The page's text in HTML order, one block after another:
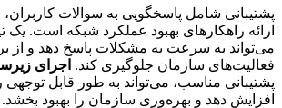
پشتیبانی شامل پاسخگویی به سوالات
ارائه راهکارهای بهبود عملکرد شبکه است. یک
می‌تواند به سرعت به مشکلات پاسخ دهد و از
فعالیت‌های سازمان جلوگیری کند. اجرای
پشتیبانی مناسب، می‌تواند به طور قابل توجهی
افزایش دهد و بهره‌وری سازمان را بهبود بخشد.